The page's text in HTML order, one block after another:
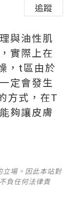
追蹤
與油性肌
實際上在
，t​區由於
定會​發生
方式，​在T
夠讓皮膚
立場。因此本站對
負任何法律責